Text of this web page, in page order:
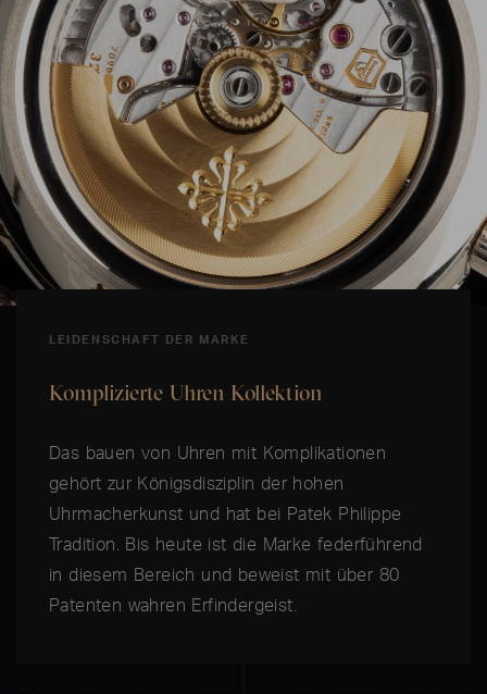
LEIDENSCHAFT DER MARKE
Komplizierte Uhren Kollektion
Das bauen von Uhren mit Komplikationen
gehört zur Königsdisziplin der hohen
Uhrmacherkunst und hat bei Patek Philippe
Tradition. Bis heute ist die Marke federführend
in diesem Bereich und beweist mit über 80
Patenten wahren Erfindergeist.